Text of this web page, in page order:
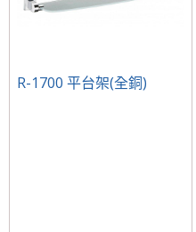
R-1700 平台架(全銅)